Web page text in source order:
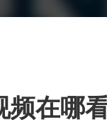
频在哪